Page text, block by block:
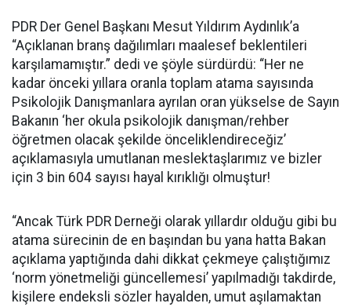
PDR Der Genel Başkanı Mesut Yıldırım Aydınlık’a
“Açıklanan branş dağılımları maalesef beklentileri
karşılamamıştır.” dedi ve şöyle sürdürdü: “Her ne
kadar önceki yıllara oranla toplam atama sayısında
Psikolojik Danışmanlara ayrılan oran yükselse de Sayın
Bakanın ‘her okula psikolojik danışman/rehber
öğretmen olacak şekilde önceliklendireceğiz’
açıklamasıyla umutlanan meslektaşlarımız ve bizler
için 3 bin 604 sayısı hayal kırıklığı olmuştur!
“Ancak Türk PDR Derneği olarak yıllardır olduğu gibi bu
atama sürecinin de en başından bu yana hatta Bakan
açıklama yaptığında dahi dikkat çekmeye çalıştığımız
‘norm yönetmeliği güncellemesi’ yapılmadığı takdirde,
kişilere endeksli sözler hayalden, umut aşılamaktan